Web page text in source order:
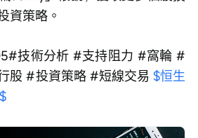
資策略。
技術分析 #支持阻力 #窩輪 #
股 #投資策略 #短線交易 $恒生